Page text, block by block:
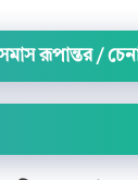
রূপান্তর /